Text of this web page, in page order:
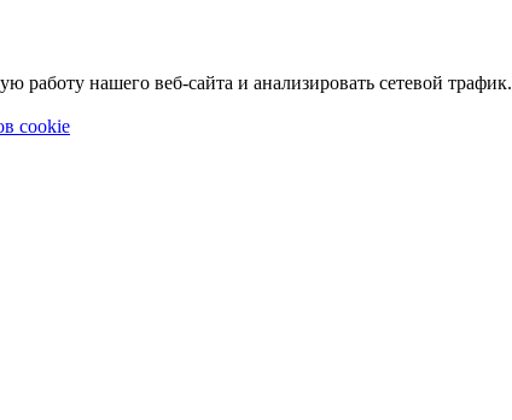
нашего веб-сайта и анализировать сетевой трафик.
cookie